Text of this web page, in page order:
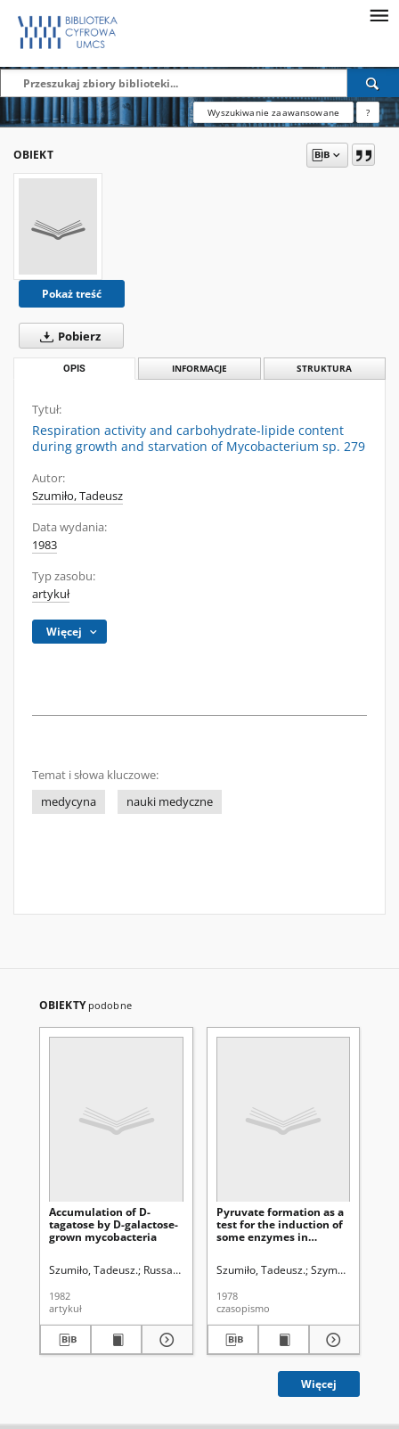
Wyszukiwanie zaawansowane ?
OBIEKT
Pokaż treść
Pobierz
OPIS INFORMACJE STRUKTURA
Tytuł:
Respiration activity and carbohydrate-lipide content
during growth and starvation of Mycobacterium sp. 279
Autor:
Szumiło, Tadeusz
Data wydania:
1983
Typ zasobu:
artykuł
Więcej
Temat i słowa kluczowe:
medycyna
nauki medyczne
OBIEKTY podobne
Accumulation of D-
tagatose by D-galactose-
grown mycobacteria
Szumiło, Tadeusz. Russa, Ryszard. Krwawicz, Tadeusz (1910-1988).
1982
artykuł
Pyruvate formation as a
test for the induction of
some enzymes in
Szumiło, Tadeusz. Szymona,
1978
czasopismo
Więcej